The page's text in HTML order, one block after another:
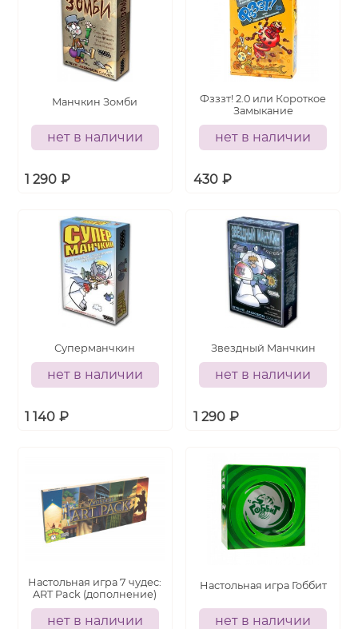
Манчкин Зомби
нет в наличии
1 290 ₽
Фзззт! 2.0 или Короткое
Замыкание
нет в наличии
430 ₽
Суперманчкин
нет в наличии
1 140 ₽
Звездный Манчкин
нет в наличии
1 290 ₽
Настольная игра 7 чудес:
ART Pack (дополнение)
нет в наличии
Настольная игра Гоббит
нет в наличии